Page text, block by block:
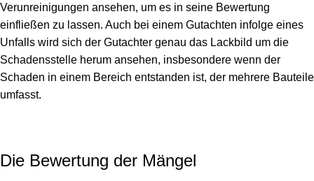
Verunreinigungen ansehen, um es in seine Bewertung
einfließen zu lassen. Auch bei einem Gutachten infolge eines
Unfalls wird sich der Gutachter genau das Lackbild um die
Schadensstelle herum ansehen, insbesondere wenn der
Schaden in einem Bereich entstanden ist, der mehrere Bauteile
umfasst.
Die Bewertung der Mängel